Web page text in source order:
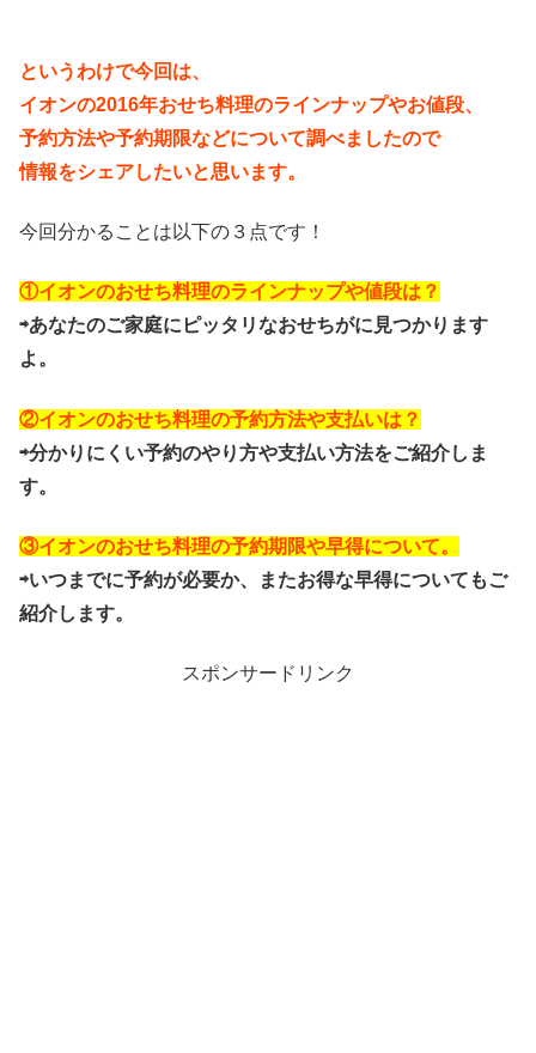
というわけで今回は、
イオンの2016年おせち料理のラインナップやお値段、
予約方法や予約期限などについて調べましたので
情報をシェアしたいと思います。
今回分かることは以下の３点です！
①イオンのおせち料理のラインナップや値段は？
⇨あなたのご家庭にピッタリなおせちがに見つかります
よ。
②イオンのおせち料理の予約方法や支払いは？
⇨分かりにくい予約のやり方や支払い方法をご紹介しま
す。
③イオンのおせち料理の予約期限や早得について。
⇨いつまでに予約が必要か、またお得な早得についてもご
紹介します。
スポンサードリンク